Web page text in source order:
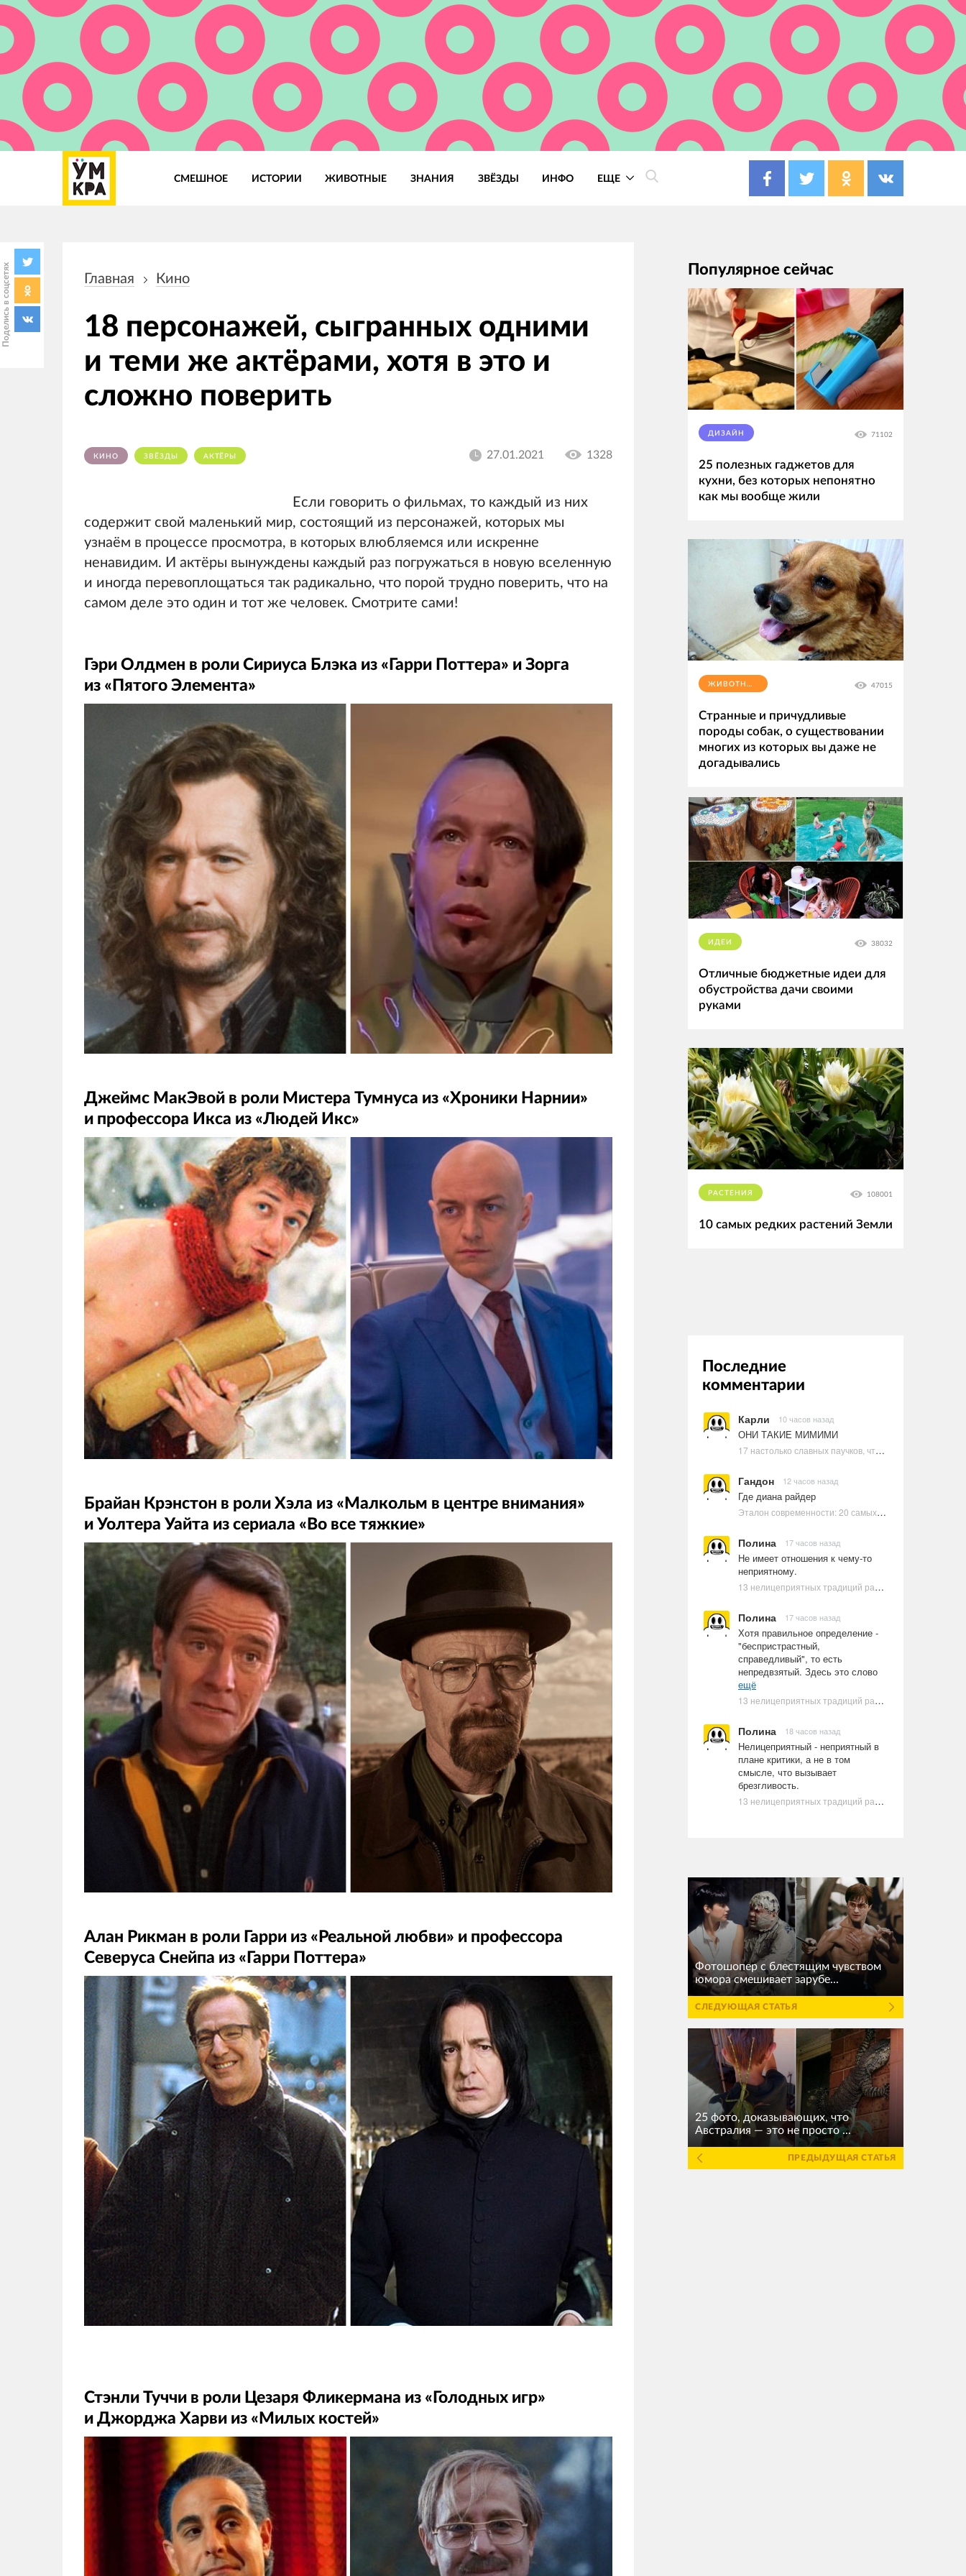
СМЕШНОЕ ИСТОРИИ ЖИВОТНЫЕ ЗНАНИЯ ЗВЁЗДЫ ИНФО ЕЩЕ
Поделись в соцсетях навигации
Главная Кино
18 персонажей, сыгранных одними
и теми же актёрами, хотя в это и
сложно поверить
КИНО ЗВЁЗДЫ АКТЁРЫ 27.01.2021 1328
Если говорить о фильмах, то каждый из них
содержит свой маленький мир, состоящий из персонажей, которых мы
узнаём в процессе просмотра, в которых влюбляемся или искренне
ненавидим. И актёры вынуждены каждый раз погружаться в новую вселенную
и иногда перевоплощаться так радикально, что порой трудно поверить, что на
самом деле это один и тот же человек. Смотрите сами!
Гэри Олдмен в роли Сириуса Блэка из «Гарри Поттера» и Зорга
из «Пятого Элемента»
Джеймс МакЭвой в роли Мистера Тумнуса из «Хроники Нарнии»
и профессора Икса из «Людей Икс»
Брайан Крэнстон в роли Хэла из «Малкольм в центре внимания»
и Уолтера Уайта из сериала «Во все тяжкие»
Алан Рикман в роли Гарри из «Реальной любви» и профессора
Северуса Снейпа из «Гарри Поттера»
Стэнли Туччи в роли Цезаря Фликермана из «Голодных игр»
и Джорджа Харви из «Милых костей»
Популярное сейчас
ДИЗАЙН 71102
25 полезных гаджетов для
кухни, без которых непонятно
как мы вообще жили
ЖИВОТНЫЕ 47015
Странные и причудливые
породы собак, о существовании
многих из которых вы даже не
догадывались
ИДЕИ 38032
Отличные бюджетные идеи для
обустройства дачи своими
руками
РАСТЕНИЯ 108001
10 самых редких растений Земли
Последние
комментарии
Карли 10 часов назад
ОНИ ТАКИЕ МИМИМИ
17 настолько славных паучков, что даже у арахнофобов появится желание их погладить
Гандон 12 часов назад
Где диана райдер
Эталон современности: 20 самых красивых и привлекательных актрис Голливуда, по мнению Google | Ультрамарин
Полина 17 часов назад
Не имеет отношения к чему-то
неприятному.
13 нелицеприятных традиций разных стран, которые могут шокировать неподготовленного человека
Полина 17 часов назад
Хотя правильное определение -
"беспристрастный,
справедливый", то есть
непредвзятый. Здесь это слово
ещё
13 нелицеприятных традиций разных стран, которые могут шокировать неподготовленного человека
Полина 18 часов назад
Нелицеприятный - неприятный в
плане критики, а не в том
смысле, что вызывает
брезгливость.
13 нелицеприятных традиций разных стран, которые могут шокировать неподготовленного человека
Фотошопер с блестящим чувством
юмора смешивает зарубе...
СЛЕДУЮЩАЯ СТАТЬЯ
25 фото, доказывающих, что
Австралия — это не просто ...
ПРЕДЫДУЩАЯ СТАТЬЯ